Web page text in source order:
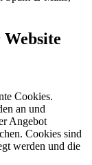
Website
Cookies.
an und
Angebot
Cookies sind
werden und die